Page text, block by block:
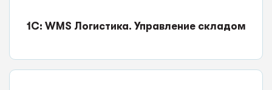
1С: WMS Логистика. Управление складом